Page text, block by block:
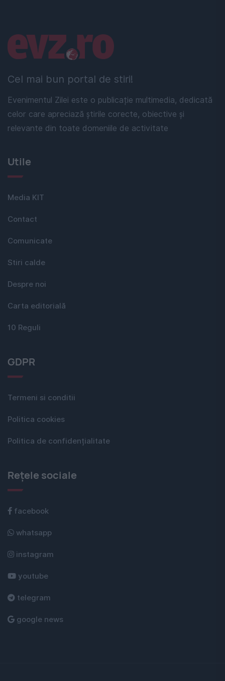
Cel mai bun portal de stiri!
Evenimentul Zilei este o publicație multimedia, dedicată
celor care apreciază știrile corecte, obiective și
relevante din toate domeniile de activitate
Linkuri utile
Utile
Media KIT
Contact
Comunicate
Stiri calde
Despre noi
Carta editorială
10 Reguli
GDPR
Termeni si conditii
Politica cookies
Politica de confidențialitate
Rețele sociale
facebook
whatsapp
instagram
youtube
telegram
google news